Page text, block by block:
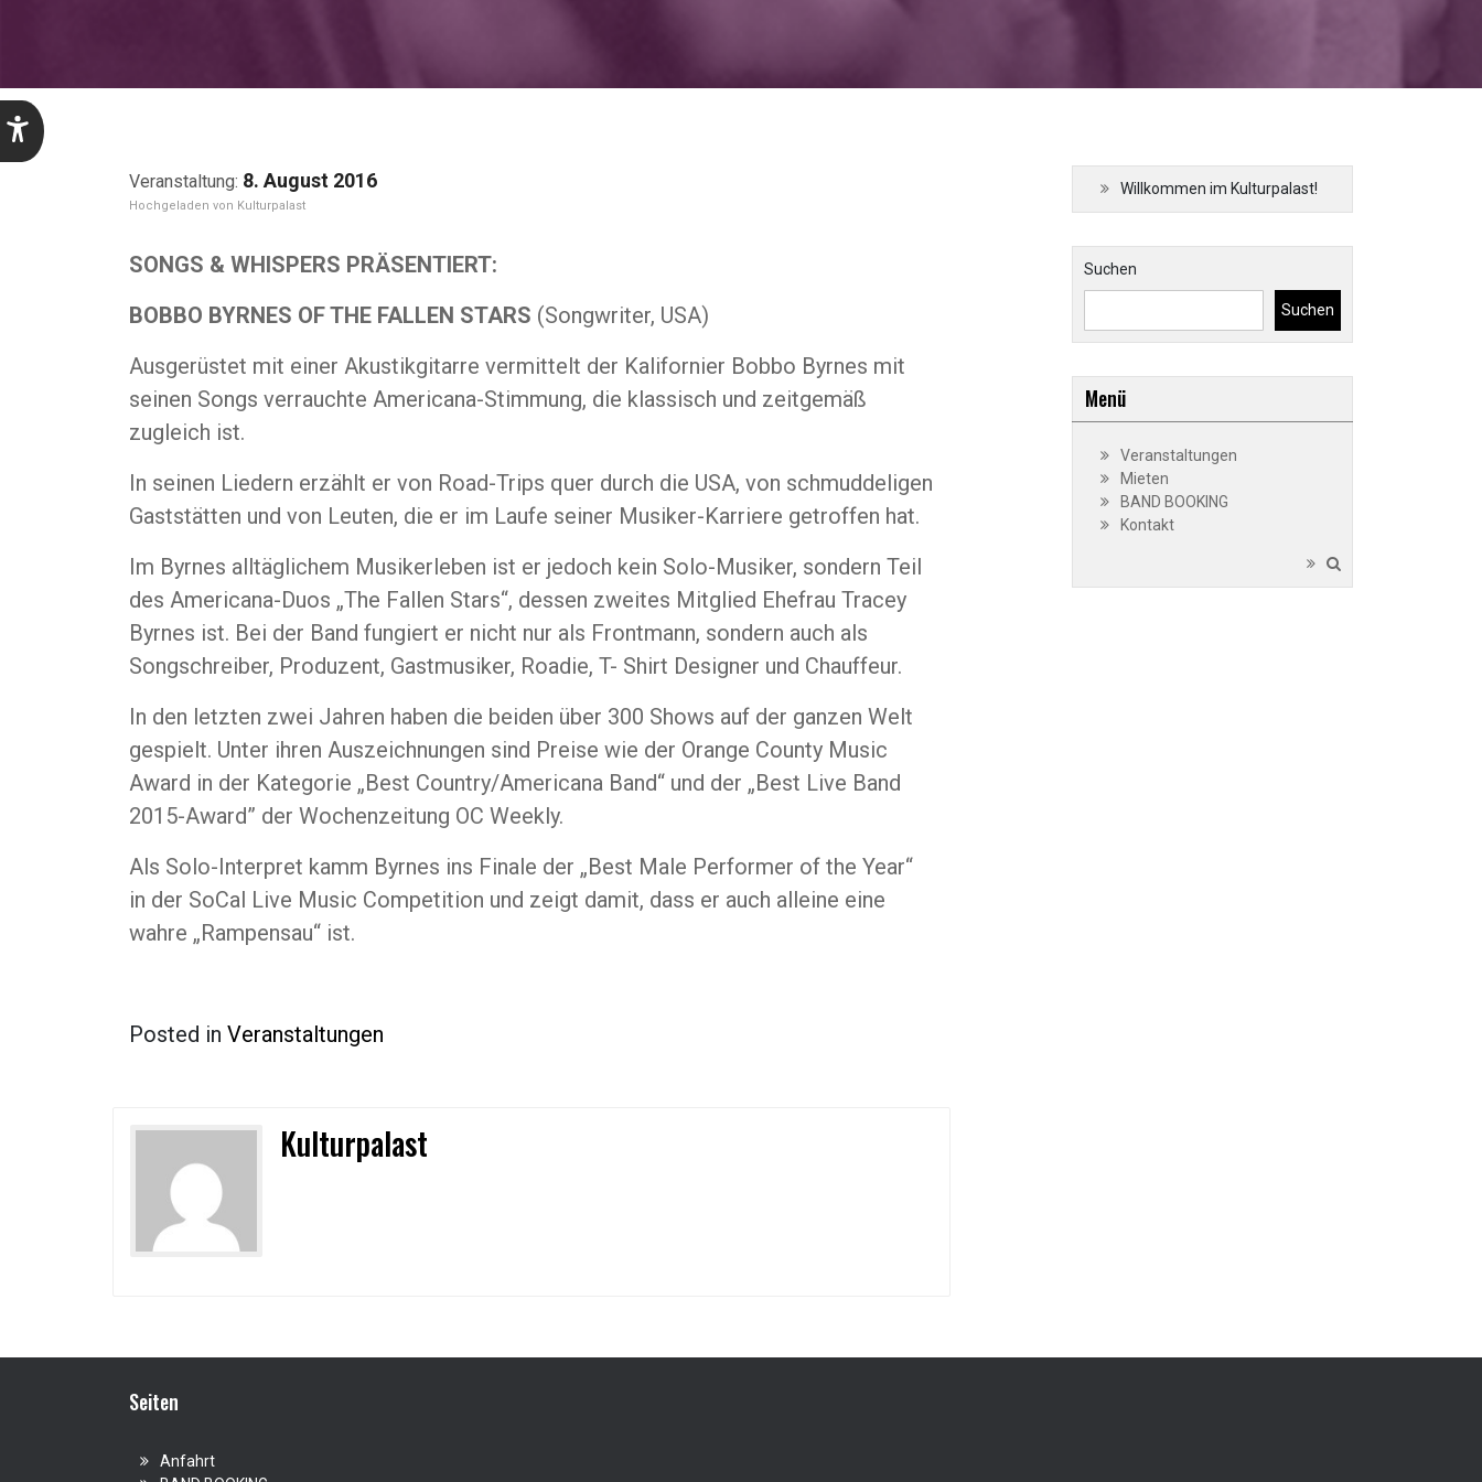
8. August 2016
Kulturpalast
SONGS & WHISPERS PRÄSENTIERT:
BOBBO BYRNES OF THE FALLEN STARS (Songwriter, USA)
Ausgerüstet mit einer Akustikgitarre vermittelt der Kalifornier Bobbo Byrnes mit
seinen Songs verrauchte Americana-Stimmung, die klassisch und zeitgemäß
zugleich ist.
In seinen Liedern erzählt er von Road-Trips quer durch die USA, von schmuddeligen
Gaststätten und von Leuten, die er im Laufe seiner Musiker-Karriere getroffen hat.
Im Byrnes alltäglichem Musikerleben ist er jedoch kein Solo-Musiker, sondern Teil
des Americana-Duos „The Fallen Stars“, dessen zweites Mitglied Ehefrau Tracey
Byrnes ist. Bei der Band fungiert er nicht nur als Frontmann, sondern auch als
Songschreiber, Produzent, Gastmusiker, Roadie, T- Shirt Designer und Chauffeur.
In den letzten zwei Jahren haben die beiden über 300 Shows auf der ganzen Welt
gespielt. Unter ihren Auszeichnungen sind Preise wie der Orange County Music
Award in der Kategorie „Best Country/Americana Band“ und der „Best Live Band
2015-Award” der Wochenzeitung OC Weekly.
Als Solo-Interpret kamm Byrnes ins Finale der „Best Male Performer of the Year“
in der SoCal Live Music Competition und zeigt damit, dass er auch alleine eine
wahre „Rampensau“ ist.
Posted in Veranstaltungen
Kulturpalast
Willkommen im Kulturpalast!
Suchen
Suchen
Menü
Veranstaltungen
Mieten
BAND BOOKING
Kontakt
Seiten
Anfahrt